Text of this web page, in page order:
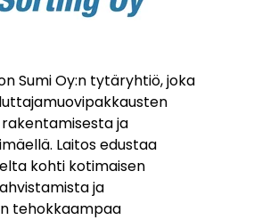
Sumi Oy:n tytäryhtiö, joka
ja
Laitos edustaa
kohti kotimaisen
ja
tehokkaampaa